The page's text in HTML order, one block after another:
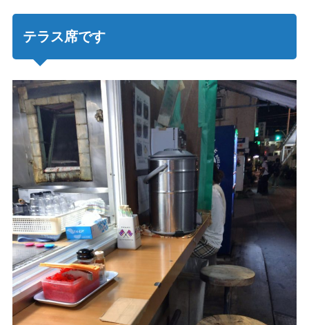
テラス席です